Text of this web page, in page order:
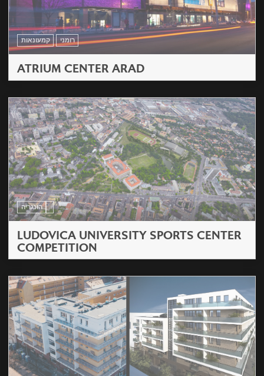
רומני קמעונאות
ATRIUM CENTER ARAD
הונגריה
LUDOVICA UNIVERSITY SPORTS CENTER
COMPETITION